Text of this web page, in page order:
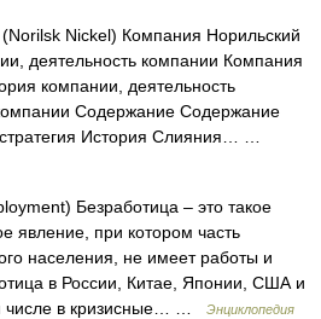
Nickel) Компания Норильский
деятельность компании Компания
компании, деятельность
Содержание Содержание
История Слияния… …
Безработица – это такое
явление, при котором часть
населения, не имеет работы и
в России, Китае, Японии, США и
числе в кризисные… …
Энциклопедия